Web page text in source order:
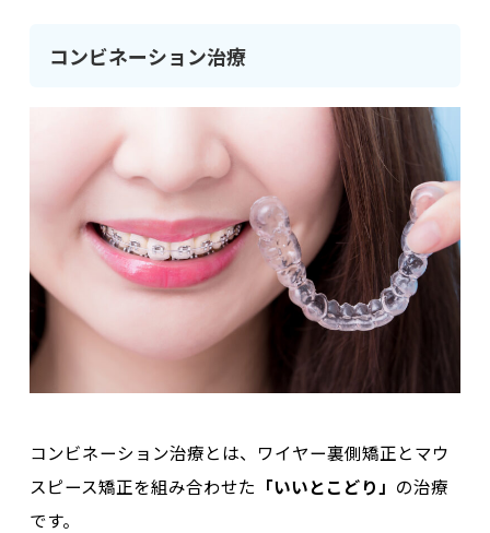
コンビネーション治療
コンビネーション治療とは、ワイヤー裏側矯正とマウ
スピース矯正を組み合わせた 「いいとこどり」 の治療
です。